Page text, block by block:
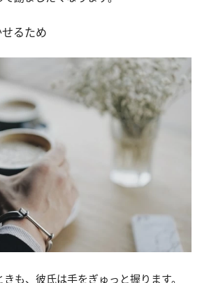
せるため
も、彼氏は手をぎゅっと握ります。